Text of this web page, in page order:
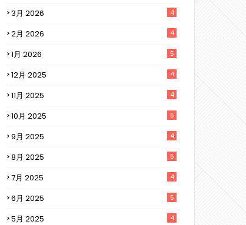
3月 2026 4
2月 2026 4
1月 2026 5
12月 2025 4
11月 2025 4
10月 2025 5
9月 2025 4
8月 2025 5
7月 2025 4
6月 2025 5
5月 2025 4